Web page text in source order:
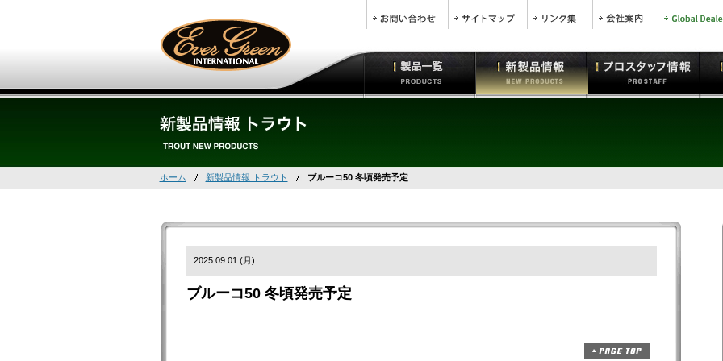
ホーム 新製品情報 トラウト ブルーコ50 冬頃発売予定
2025.09.01 (月)
ブルーコ50 冬頃発売予定